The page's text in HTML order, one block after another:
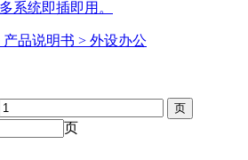
系统即插即用。
产品说明书 > 外设办公
页